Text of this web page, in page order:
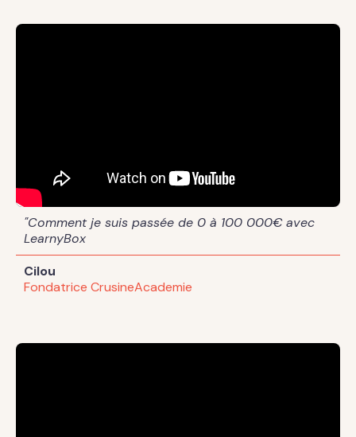
"Comment je suis passée de 0 à 100 000€ avec
LearnyBox
Cilou
Fondatrice CrusineAcademie